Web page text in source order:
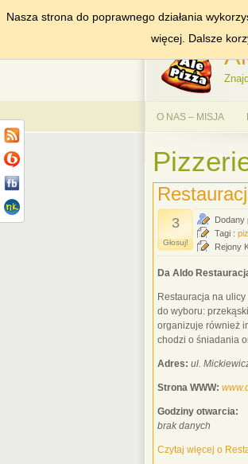
DODAJ NAS DO
O NAS – MISJA
3
Głosuj!
Dodany
Tagi :
Rejony
Da Aldo
Restauracja na
do wyboru:
organizuje również
chodzi o śniadania
Adres: ul.
Strona WWW:
Godziny otwarcia:
brak danych
Czytaj więcej o
Nasza strona do poprawnego działania
więcej. Dalsze